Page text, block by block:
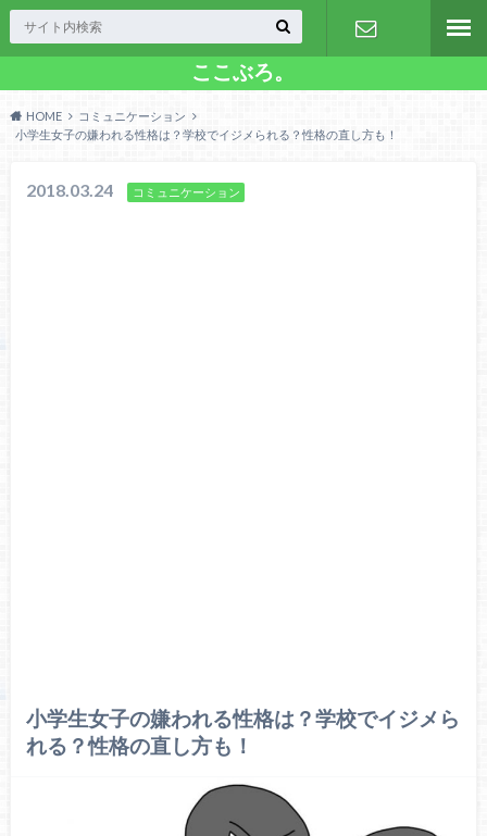
ここぶろ。
せ
HOME
コミュニケーション
小学生女子の嫌われる性格は？学校でイジメられる？性格の直し方も！
2018.03.24 コミュニケーション
小学生女子の嫌われる性格は？学校でイジメら
れる？性格の直し方も！